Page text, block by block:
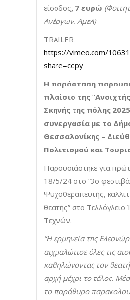
είσοδος, 7 ευρώ
Ανέργων, ΑμεΑ)
TRAILER:
https://vimeo.com/
share=copy
Η παράσταση
πλαίσιο της
Σκηνής της πόλης
συνεργασία με το
Θεσσαλονίκης –
Πολιτισμού και
Παρουσιάστηκε για
18/5/24 στο “3ο
Ψυχοθεραπευτής,
θεατής” στο Τελλόγλειο
Τεχνών.
“Η ερμηνεία της
αιχμαλώτισε όλες τις
καθηλώνοντας τον
αρχή μέχρι το τέλος.
το παράθυρο